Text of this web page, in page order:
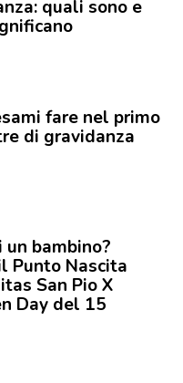
quali sono e
fare nel primo
di gravidanza
bambino?
Punto Nascita
San Pio X
Day del 15